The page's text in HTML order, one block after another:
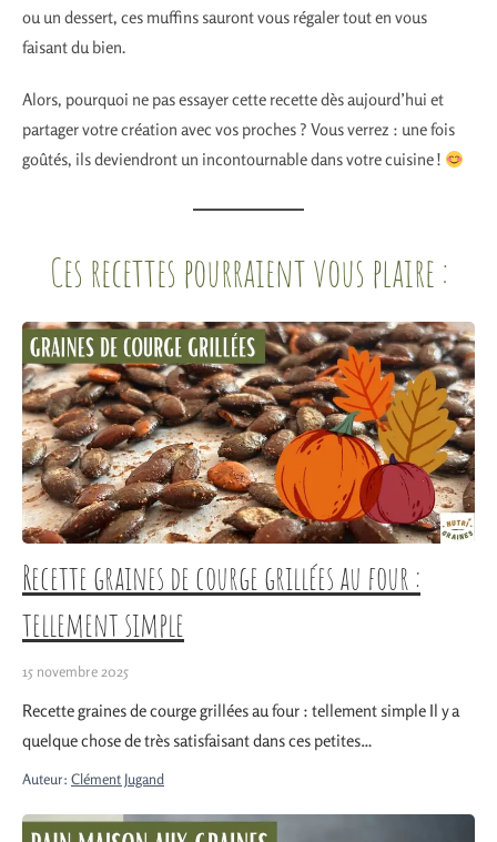
ou un dessert, ces muffins sauront vous régaler tout en vous
faisant du bien.
Alors, pourquoi ne pas essayer cette recette dès aujourd’hui et
partager votre création avec vos proches ? Vous verrez : une fois
goûtés, ils deviendront un incontournable dans votre cuisine !
Ces recettes pourraient vous plaire :
Recette graines de courge grillées au four :
tellement simple
15 novembre 2025
Recette graines de courge grillées au four : tellement simple Il y a
quelque chose de très satisfaisant dans ces petites…
Auteur: Clément Jugand